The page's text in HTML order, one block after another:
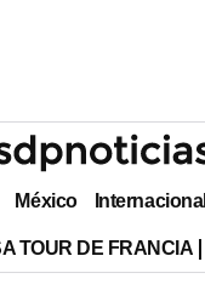
México Internacional
TOUR DE FRANCIA